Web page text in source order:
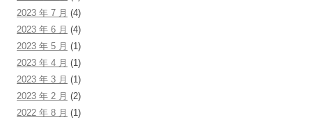
2023 年 7 月 (4)
2023 年 6 月 (4)
2023 年 5 月 (1)
2023 年 4 月 (1)
2023 年 3 月 (1)
2023 年 2 月 (2)
2022 年 8 月 (1)